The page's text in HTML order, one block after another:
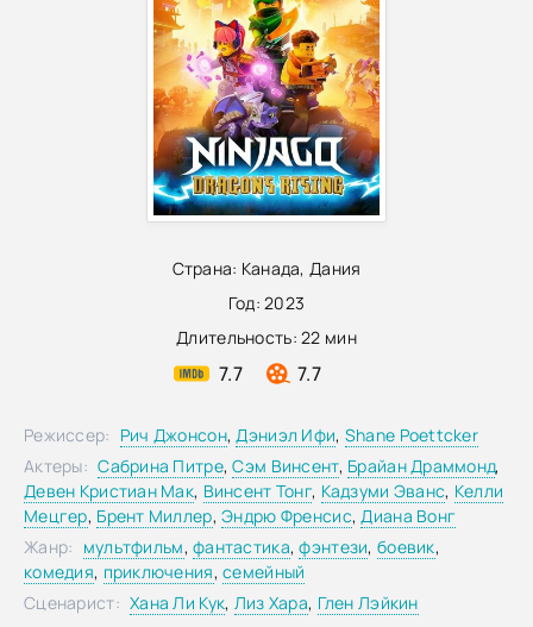
Страна: Канада,Дания
Год:2023
Длительность:22 мин
7.7 7.7
Режиссер: Рич Джонсон,Дэниэл Ифи, Shane Poettcker
Актеры: Сабрина Питре,Сэм Винсент, Брайан Драммонд,
Девен Кристиан Мак, Винсент Тонг, Кадзуми Эванс, Келли
Мецгер, Брент Миллер,Эндрю Френсис,Диана Вонг
Жанр: мультфильм,фантастика,фэнтези, боевик,
комедия, приключения,семейный
Сценарист: Хана Ли Кук, Лиз Хара, Глен Лэйкин